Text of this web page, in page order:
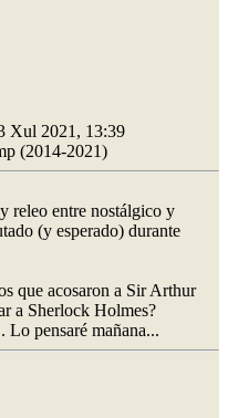
Xul 2021, 13:39
(2014-2021)
releo entre nostálgico y
(y esperado) durante
que acosaron a Sir Arthur
a Sherlock Holmes?
pensaré mañana...